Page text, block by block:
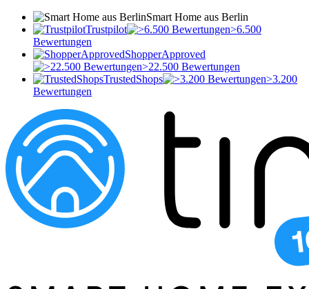
Smart Home aus Berlin
Trustpilot
>6.500
Bewertungen
ShopperApproved
>22.500 Bewertungen
TrustedShops
>3.200
Bewertungen